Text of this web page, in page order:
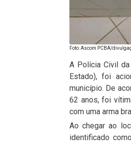
Foto: Ascom PCBA/
A Polícia Civil da
Estado), foi
município. De
62 anos, foi
com uma arma
Ao chegar ao
identificado